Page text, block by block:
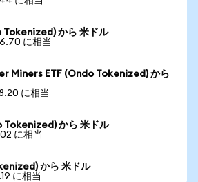
Tokenized) から 米ドル
に相当
Miners ETF (Ondo Tokenized) から
に相当
から 米ドル
に相当
から 米ドル
に相当